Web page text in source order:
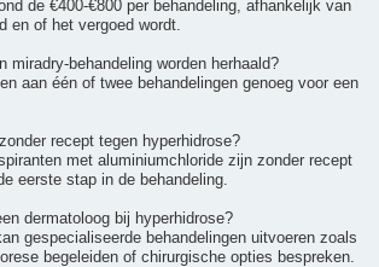
de €400-€800 per behandeling, afhankelijk van
en of het vergoed wordt.
miradry-behandeling worden herhaald?
aan één of twee behandelingen genoeg voor een
recept tegen hyperhidrose?
met aluminiumchloride zijn zonder recept
eerste stap in de behandeling.
dermatoloog bij hyperhidrose?
gespecialiseerde behandelingen uitvoeren zoals
begeleiden of chirurgische opties bespreken.